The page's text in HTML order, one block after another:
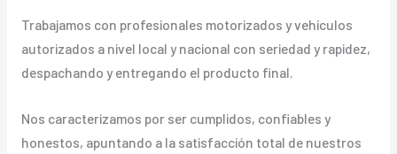
Trabajamos con profesionales motorizados y vehículos
autorizados a nivel local y nacional con seriedad y rapidez,
despachando y entregando el producto final.
Nos caracterizamos por ser cumplidos, confiables y
honestos, apuntando a la satisfacción total de nuestros